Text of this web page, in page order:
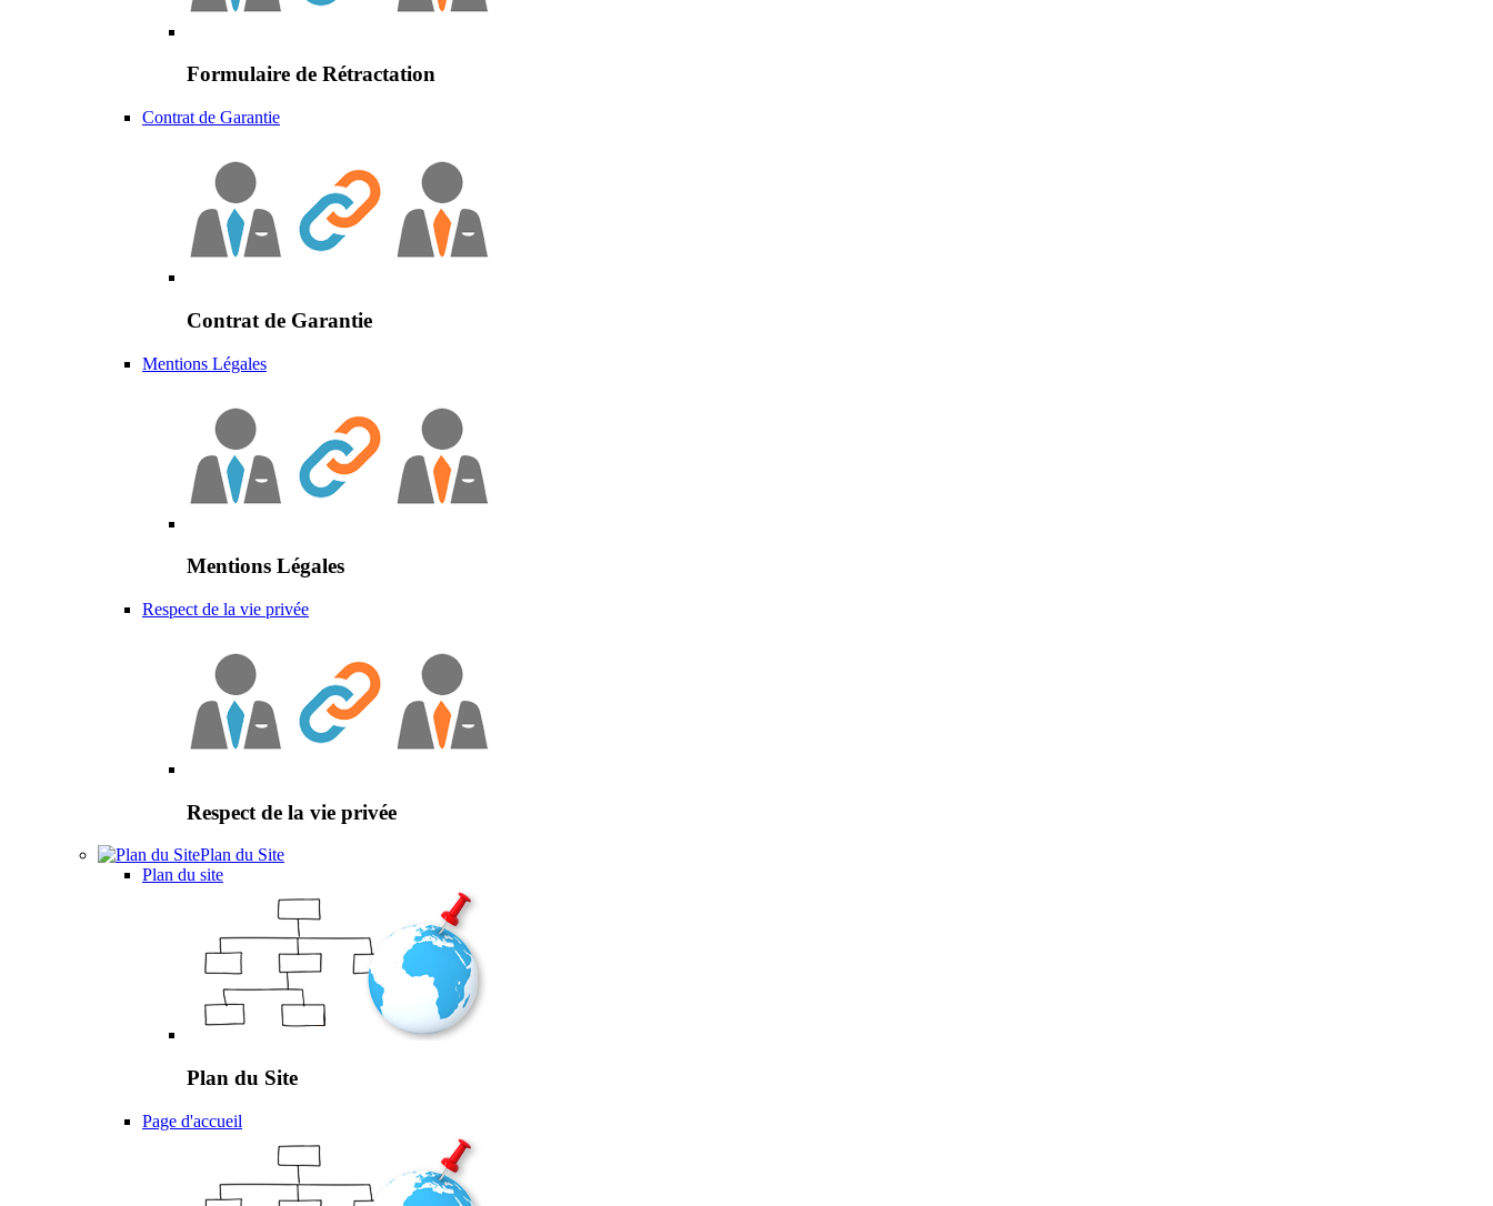
Formulaire de Rétractation
Contrat de Garantie
Contrat de Garantie
Mentions Légales
Mentions Légales
Respect de la vie privée
Respect de la vie privée
Plan du Site
Plan du site
Plan du Site
Page d'accueil